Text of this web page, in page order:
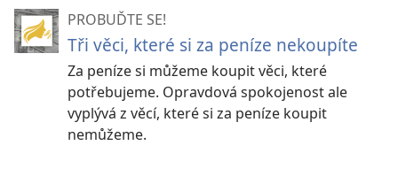
PROBUĎTE SE!
Tři věci, které si za peníze nekoupíte
Za peníze si můžeme koupit věci, které
potřebujeme. Opravdová spokojenost ale
vyplývá z věcí, které si za peníze koupit
nemůžeme.